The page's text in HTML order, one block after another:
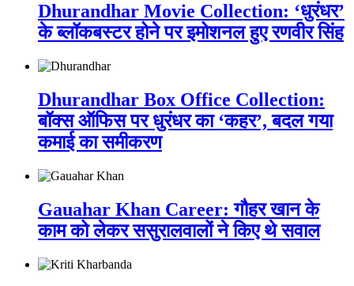
Dhurandhar Movie Collection: ‘धुरंधर’
के ब्लॉकबस्टर होने पर इमोशनल हुए रणवीर सिंह
Dhurandhar Box Office Collection:
बॉक्स ऑफिस पर धुरंधर का ‘कहर’, बदल गया
कमाई का समीकरण
Gauahar Khan Career: गौहर खान के
काम को लेकर ससुरालवालों ने किए थे सवाल